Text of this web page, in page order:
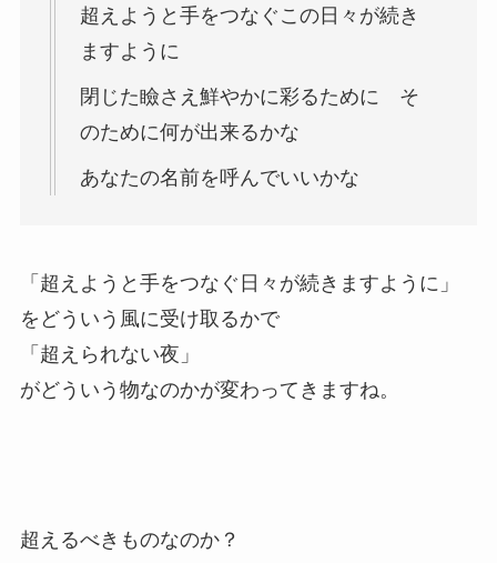
超えようと手をつなぐこの日々が続き
ますように
閉じた瞼さえ鮮やかに彩るために そ
のために何が出来るかな
あなたの名前を呼んでいいかな
「超えようと手をつなぐ日々が続きますように」
をどういう風に受け取るかで
「超えられない夜」
がどういう物なのかが変わってきますね。
超えるべきものなのか？